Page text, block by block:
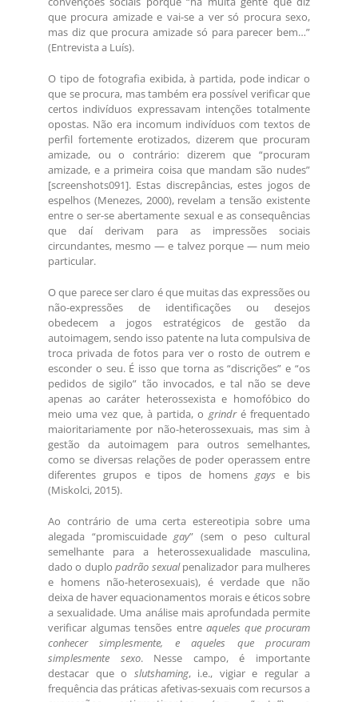
que procura amizade e vai-se a ver só procura sexo,
mas diz que procura amizade só para parecer bem…”
(Entrevista a Luís).
O tipo de fotografia exibida, à partida, pode indicar o
que se procura, mas também era possível verificar que
certos indivíduos expressavam intenções totalmente
opostas. Não era incomum indivíduos com textos de
perfil fortemente erotizados, dizerem que procuram
amizade, ou o contrário: dizerem que “procuram
amizade, e a primeira coisa que mandam são nudes”
[screenshots091]. Estas discrepâncias, estes jogos de
espelhos (Menezes, 2000), revelam a tensão existente
entre o ser-se abertamente sexual e as consequências
que daí derivam para as impressões sociais
circundantes, mesmo — e talvez porque — num meio
particular.
O que parece ser claro é que muitas das expressões ou
não-expressões de identificações ou desejos
obedecem a jogos estratégicos de gestão da
autoimagem, sendo isso patente na luta compulsiva de
troca privada de fotos para ver o rosto de outrem e
esconder o seu. É isso que torna as “discrições” e “os
pedidos de sigilo” tão invocados, e tal não se deve
apenas ao caráter heterossexista e homofóbico do
meio uma vez que, à partida, o grindré frequentado
maioritariamente por não-heterossexuais, mas sim à
gestão da autoimagem para outros semelhantes,
como se diversas relações de poder operassem entre
diferentes grupos e tipos de homensgays e bis
(Miskolci, 2015).
Ao contrário de uma certa estereotipia sobre uma
alegada “promiscuidadegay” (sem o peso cultural
semelhante para a heterossexualidade masculina,
dado o duplopadrão sexualpenalizador para mulheres
e homens não-heterosexuais), é verdade que não
deixa de haver equacionamentos morais e éticos sobre
a sexualidade. Uma análise mais aprofundada permite
verificar algumas tensões entre aqueles que procuram
conhecer simplesmente, e aqueles que procuram
simplesmente sexo. Nesse campo, é importante
destacar que o slutshaming, i.e., vigiar e regular a
frequência das práticas afetivas-sexuais com recursos a